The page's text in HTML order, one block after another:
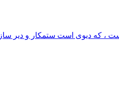
، که دیوی است ستمکار و دیر ساز